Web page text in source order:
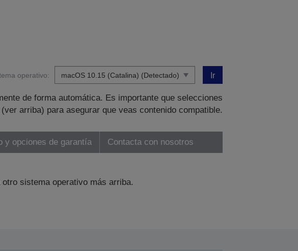
operativo: Ir
de forma automática. Es importante que selecciones
arriba) para asegurar que veas contenido compatible.
y opciones de garantía Contacta con nosotros
sistema operativo más arriba.